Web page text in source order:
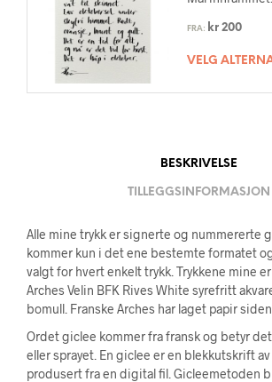
FRA: kr 200
VELG
BESKRIVELSE
TILLEGGSINFORMASJON
Alle mine trykk er signerte og nummererte
kommer kun i det ene bestemte formatet
valgt for hvert enkelt trykk. Trykkene mine
Arches Velin BFK Rives White syrefritt
bomull. Franske Arches har laget papir siden
Ordet giclee kommer fra fransk og betyr
eller sprayet. En giclee er en blekkutskrift
produsert fra en digital fil. Gicleemetoden